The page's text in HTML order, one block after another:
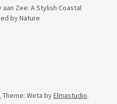
aan Zee: A Stylish Coastal
by Nature
Theme: Weta byElmastudio.